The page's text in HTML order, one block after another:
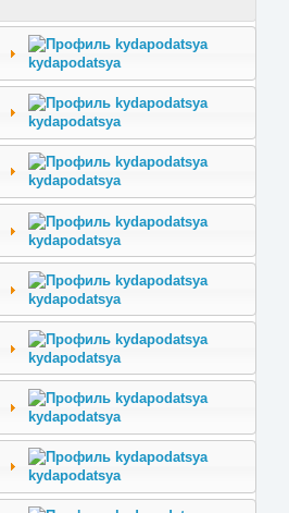
kydapodatsya
kydapodatsya
kydapodatsya
kydapodatsya
kydapodatsya
kydapodatsya
kydapodatsya
kydapodatsya